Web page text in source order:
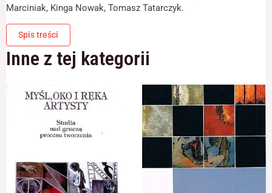
Marciniak, Kinga Nowak, Tomasz Tatarczyk.
Spis treści
Inne z tej kategorii